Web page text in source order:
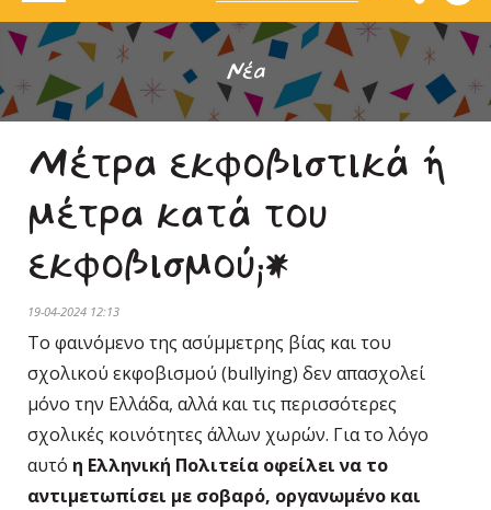
Νέα
Μέτρα εκφοβιστικά ή
μέτρα κατά του
εκφοβισμού;*
19-04-2024 12:13
Το φαινόμενο της ασύμμετρης βίας και του
σχολικού εκφοβισμού (bullying) δεν απασχολεί
μόνο την Ελλάδα, αλλά και τις περισσότερες
σχολικές κοινότητες άλλων χωρών. Για το λόγο
αυτό η Ελληνική Πολιτεία οφείλει να το
αντιμετωπίσει με σοβαρό, οργανωμένο και